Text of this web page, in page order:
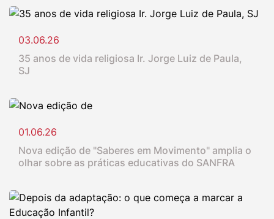
03.06.26
35 anos de vida religiosa Ir. Jorge Luiz de Paula,
SJ
01.06.26
Nova edição de "Saberes em Movimento" amplia o
olhar sobre as práticas educativas do SANFRA